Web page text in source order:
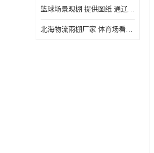
篮球场景观棚 提供图纸 通辽膜结构厂家
北海物流雨棚厂家 体育场看台雨棚 价格优惠